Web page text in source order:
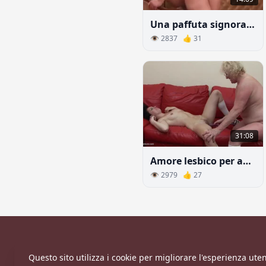
Una paffuta signora single disarma e seduce un giovane rapinatore
👁 2837 👍 31
31:08
Amore lesbico per adulte e giovane
👁 2979 👍 27
Questo sito utilizza i cookie per migliorare l'esperienza